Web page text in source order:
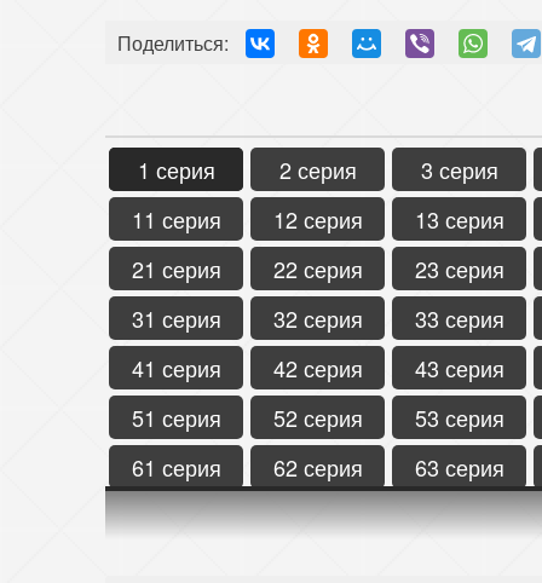
Поделиться:
1 серия 2 серия 3 серия
11 серия
12 серия 13 серия
21 серия
22 серия 23 серия
31 серия
32 серия 33 серия
41 серия
42 серия 43 серия
51 серия
52 серия 53 серия
61 серия
62 серия 63 серия
71 серия
72 серия 73 серия